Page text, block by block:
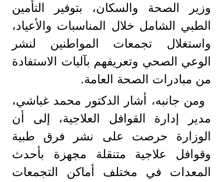
وزير الصحة والسكان، بتوفير التأمين
الطبي الشامل خلال المناسبات والأعياد،
واستغلال تجمعات المواطنين لنشر
الوعي الصحي وتعريفهم بآليات الاستفادة
من مبادرات الصحة العامة.
ومن جانبه، أشار الدكتور محمد غباشي،
مدير إدارة القوافل العلاجية، إلى أن
الوزارة حرصت على نشر فرق طبية
وقوافل علاجية متنقلة مجهزة بأحدث
المعدات في مختلف أماكن التجمعات